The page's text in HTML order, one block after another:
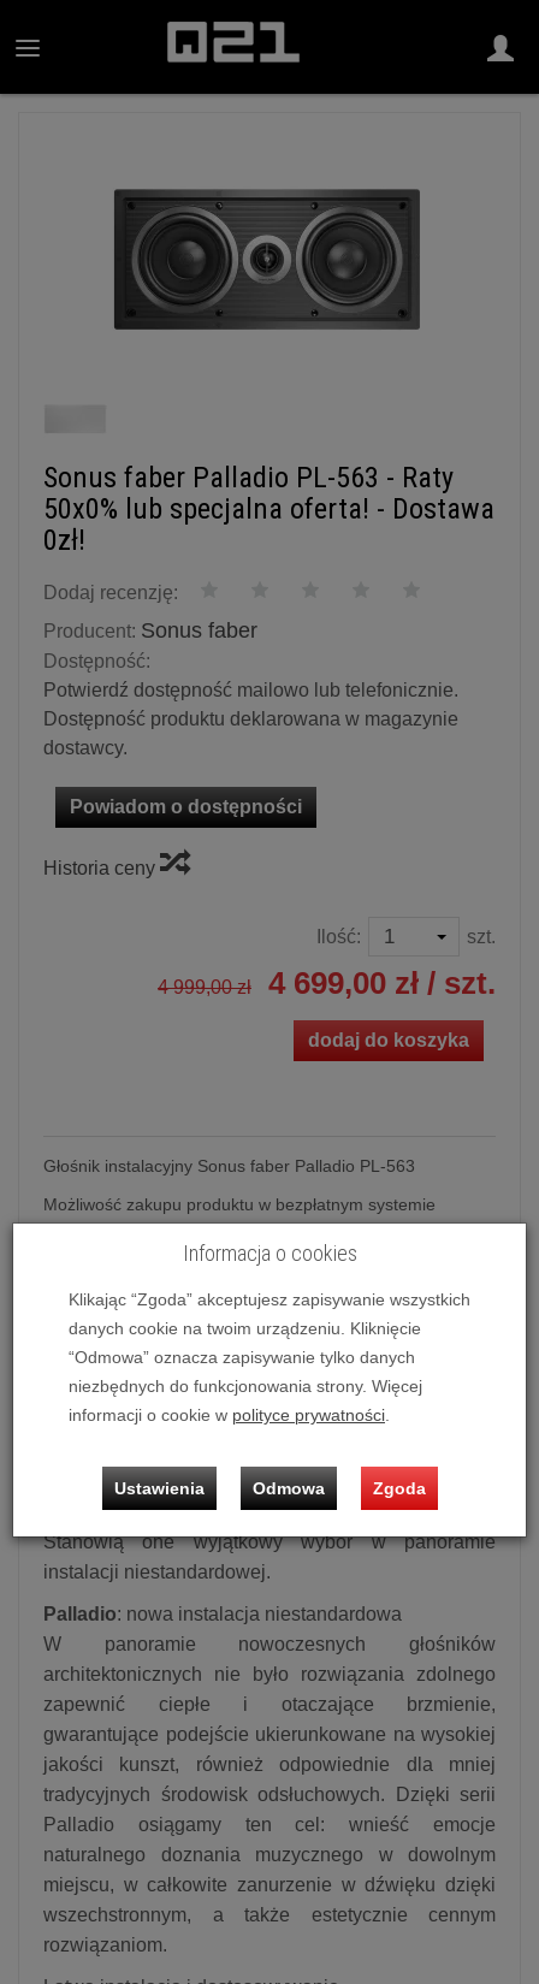
Sonus faber Palladio PL-563 - Raty
50x0% lub specjalna oferta! - Dostawa
0zł!
Dodaj recenzję:
Producent: Sonus faber
Dostępność:
Potwierdź dostępność mailowo lub telefonicznie.
Dostępność produktu deklarowana w magazynie
dostawcy.
Powiadom o dostępności
Historia ceny
Ilość: szt.
4 999,00 zł 4 699,00 zł / szt.
dodaj do koszyka
Głośnik instalacyjny Sonus faber Palladio PL-563
Możliwość zakupu produktu w bezpłatnym systemie
Głośnik instalacyjny Sonus faber Palladio
PL-563
Seria Palladio
przypomina kolekcję Olympica w zakresie wyboru
materiałów, konstrukcji elektroakustycznej i projektu.
Stanowią one wyjątkowy wybór w panoramie
instalacji niestandardowej.
Palladio: nowa instalacja niestandardowa
W panoramie nowoczesnych głośników
architektonicznych nie było rozwiązania zdolnego
zapewnić ciepłe i otaczające brzmienie,
gwarantujące podejście ukierunkowane na wysokiej
jakości kunszt, również odpowiednie dla mniej
tradycyjnych środowisk odsłuchowych. Dzięki serii
Palladio osiągamy ten cel: wnieść emocje
naturalnego doznania muzycznego w dowolnym
miejscu, w całkowite zanurzenie w dźwięku dzięki
wszechstronnym, a także estetycznie cennym
rozwiązaniom.
Informacja o cookies
Klikając “Zgoda” akceptujesz zapisywanie wszystkich
danych cookie na twoim urządzeniu. Kliknięcie
“Odmowa” oznacza zapisywanie tylko danych
niezbędnych do funkcjonowania strony. Więcej
informacji o cookie w polityce prywatności
Ustawienia Odmowa Zgoda